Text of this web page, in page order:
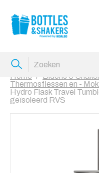
Home
Bidons &
Thermosflessen en -
Hydro Flask Travel
geïsoleerd RVS